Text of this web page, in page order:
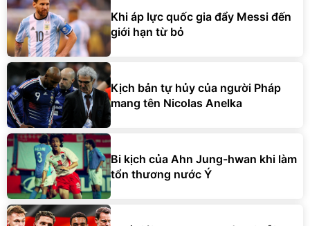
Khi áp lực quốc gia đẩy Messi đến
giới hạn từ bỏ
Kịch bản tự hủy của người Pháp
mang tên Nicolas Anelka
Bi kịch của Ahn Jung-hwan khi làm
tổn thương nước Ý